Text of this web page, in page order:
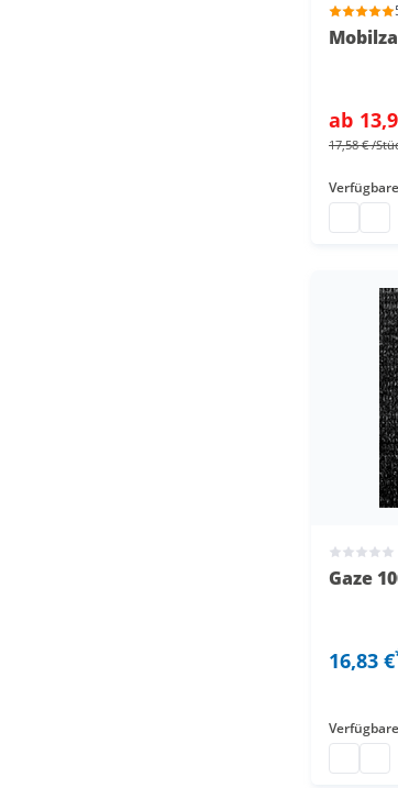
ab
17,58 €/
Gaze
16,83 €